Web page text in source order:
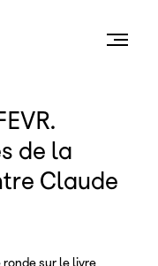
de la
Claude
sur le livre